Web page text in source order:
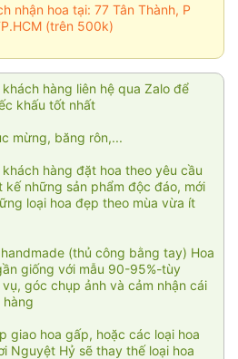
nhận hoa tại: 77 Tân Thành, P
(trên 500k)
hàng liên hệ qua Zalo để
khấu tốt nhất
mừng, băng rôn,...
hàng đặt hoa theo yêu cầu
những sản phẩm độc đáo, mới
loại hoa đẹp theo mùa vừa ít
(thủ công bằng tay) Hoa
giống với mẫu 90-95%-tùy
góc chụp ảnh và cảm nhận cái
giao hoa gấp, hoặc các loại hoa
Nguyệt Hỷ sẽ thay thế loại hoa